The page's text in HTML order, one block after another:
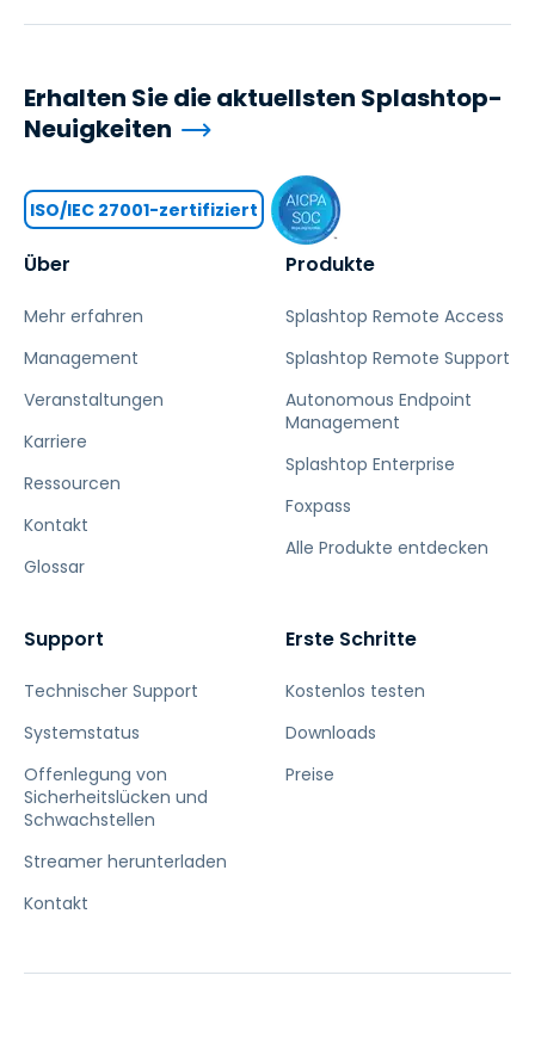
Über
Mehr erfahren
Management
Veranstaltungen
Karriere
Ressourcen
Kontakt
Glossar
Produkte
Splashtop Remote Access
Splashtop Remote Support
Autonomous Endpoint
Management
Splashtop Enterprise
Foxpass
Alle Produkte entdecken
Support
Technischer Support
Systemstatus
Offenlegung von
Sicherheitslücken und
Schwachstellen
Streamer herunterladen
Kontakt
Erste Schritte
Kostenlos testen
Downloads
Preise
Erhalten Sie die aktuellsten Splashtop-
Neuigkeiten
ISO/IEC 27001-zertifiziert